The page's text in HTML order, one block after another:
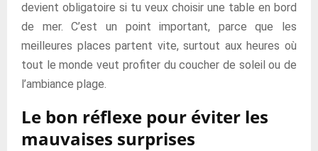
devient obligatoire si tu veux choisir une table en bord
de mer. C’est un point important, parce que les
meilleures places partent vite, surtout aux heures où
tout le monde veut profiter du coucher de soleil ou de
l’ambiance plage.
Le bon réflexe pour éviter les
mauvaises surprises